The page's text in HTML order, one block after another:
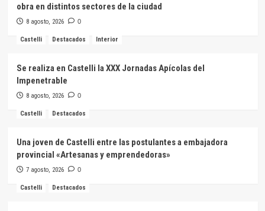
obra en distintos sectores de la ciudad
8 agosto, 2026 0
Castelli Destacados Interior
Se realiza en Castelli la XXX Jornadas Apícolas del
Impenetrable
8 agosto, 2026 0
Castelli Destacados
Una joven de Castelli entre las postulantes a embajadora
provincial «Artesanas y emprendedoras»
7 agosto, 2026 0
Castelli Destacados